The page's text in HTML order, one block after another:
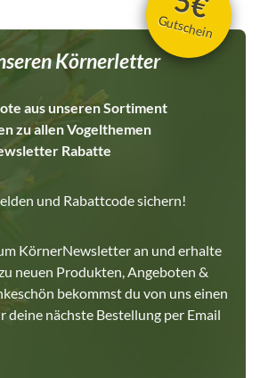
deine
dein Futter nicht nur stilvoll lagern,
verfüttern willst, schau dir unsere Snack
an. Für noch mehr Stauraum findest du
Vorratsdosen weitere
dein Vorratsglas
deinem Vogelzimmer.
Feinschmecker und hier kommen
vollen Geschmack! Copyright Gutschein
Körnerletter
aus unseren Sortiment
zu allen Vogelthemen
Rabatte
und Rabattcode sichern!
KörnerNewsletter an und erhalte
neuen Produkten, Angeboten &
bekommst du von uns einen
deine nächste Bestellung per Email